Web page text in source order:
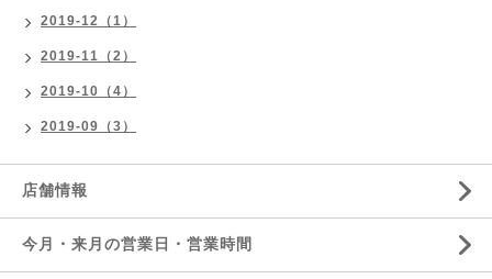
2019-12（1）
2019-11（2）
2019-10（4）
2019-09（3）
店舗情報
今月・来月の営業日・営業時間